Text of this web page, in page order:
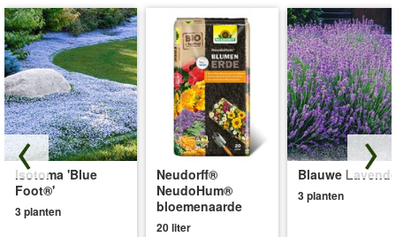
Isotoma 'Blue
Foot®'
3 planten
Neudorff®
NeudoHum®
bloemenaarde
20 liter
Blauwe
3 planten